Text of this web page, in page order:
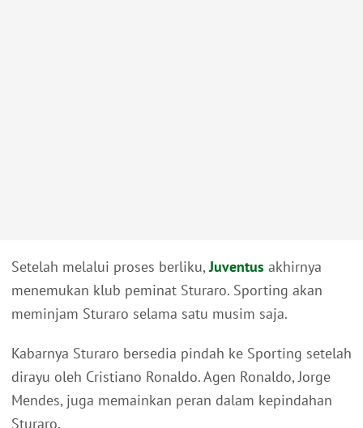
Setelah melalui proses berliku,Juventus akhirnya
menemukan klub peminat Sturaro. Sporting akan
meminjam Sturaro selama satu musim saja.
Kabarnya Sturaro bersedia pindah ke Sporting setelah
dirayu oleh Cristiano Ronaldo. Agen Ronaldo, Jorge
Mendes, juga memainkan peran dalam kepindahan
Sturaro.